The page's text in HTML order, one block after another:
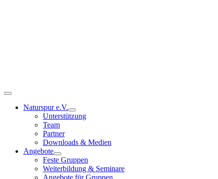
Toggle
NavigationNaturspur e.V.
Unterstützung
Team
Partner
Downloads & Medien
Angebote
Feste Gruppen
Weiterbildung & Seminare
Angebote für Gruppen